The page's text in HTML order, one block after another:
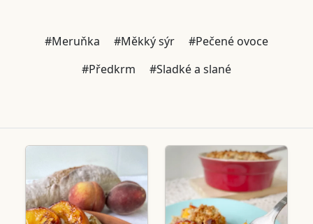
#Meruňka #Měkký sýr
#Pečené ovoce
#Předkrm
#Sladké a slané